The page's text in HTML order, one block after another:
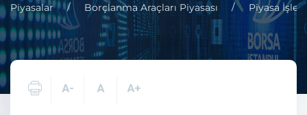
Piyasalar Borçlanma Araçları Piyasası Piyasa